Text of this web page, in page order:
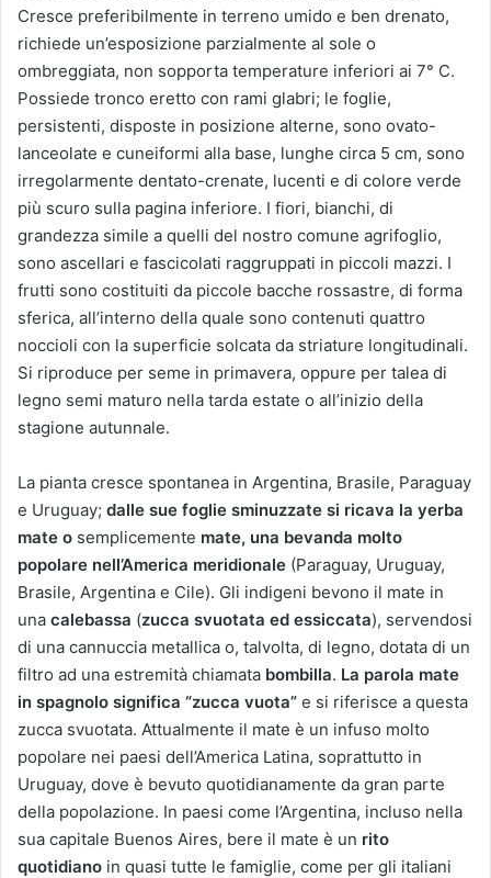
Cresce preferibilmente in terreno umido e ben drenato,
richiede un’esposizione parzialmente al sole o
ombreggiata, non sopporta temperature inferiori ai 7° C.
Possiede tronco eretto con rami glabri; le foglie,
persistenti, disposte in posizione alterne, sono ovato-
lanceolate e cuneiformi alla base, lunghe circa 5 cm, sono
irregolarmente dentato-crenate, lucenti e di colore verde
più scuro sulla pagina inferiore. I fiori, bianchi, di
grandezza simile a quelli del nostro comune agrifoglio,
sono ascellari e fascicolati raggruppati in piccoli mazzi. I
frutti sono costituiti da piccole bacche rossastre, di forma
sferica, all’interno della quale sono contenuti quattro
noccioli con la superficie solcata da striature longitudinali.
Si riproduce per seme in primavera, oppure per talea di
legno semi maturo nella tarda estate o all’inizio della
stagione autunnale.
La pianta cresce spontanea in Argentina, Brasile, Paraguay
e Uruguay; dalle sue foglie sminuzzate si ricava la yerba
mate o semplicemente mate, una bevanda molto
popolare nell’America meridionale (Paraguay, Uruguay,
Brasile, Argentina e Cile). Gli indigeni bevono il mate in
una calebassa (zucca svuotata ed essiccata), servendosi
di una cannuccia metallica o, talvolta, di legno, dotata di un
filtro ad una estremità chiamata bombilla. La parola mate
in spagnolo significa “zucca vuota” e si riferisce a questa
zucca svuotata. Attualmente il mate è un infuso molto
popolare nei paesi dell’America Latina, soprattutto in
Uruguay, dove è bevuto quotidianamente da gran parte
della popolazione. In paesi come l’Argentina, incluso nella
sua capitale Buenos Aires, bere il mate è un rito
quotidiano in quasi tutte le famiglie, come per gli italiani